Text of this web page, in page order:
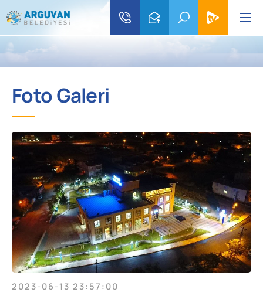
Foto Galeri
2023-06-13 23:57:00